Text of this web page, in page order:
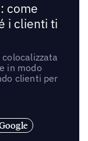
come
i clienti ti
in modo
clienti per